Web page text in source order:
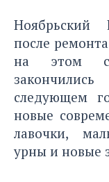
Ноябрьский
после
на этом
следующем
новые
лавочки,
урны и новые